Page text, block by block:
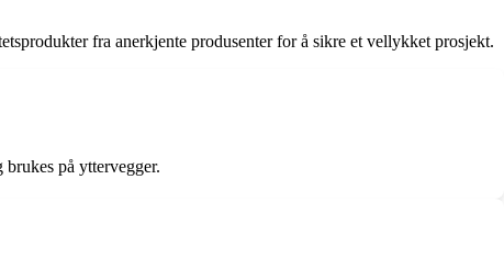
fra anerkjente produsenter for å sikre et vellykket prosjekt.
på yttervegger.